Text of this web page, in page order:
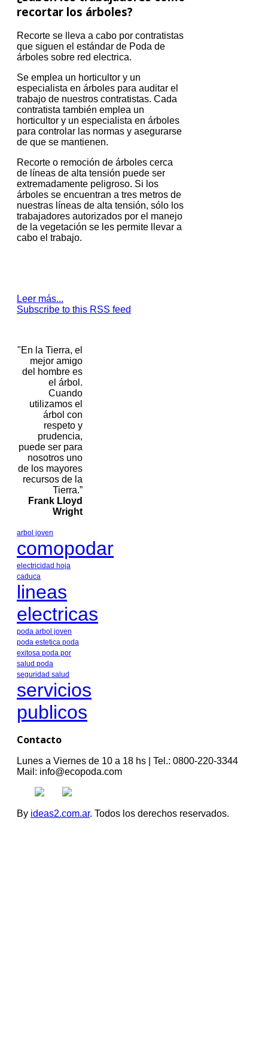
recortar los árboles?
Recorte se lleva a cabo por contratistas
que siguen el estándar de Poda de
árboles sobre red electrica.
Se emplea un horticultor y un
especialista en árboles para auditar el
trabajo de nuestros contratistas. Cada
contratista también emplea un
horticultor y un especialista en árboles
para controlar las normas y asegurarse
de que se mantienen.
Recorte o remoción de árboles cerca
de líneas de alta tensión puede ser
extremadamente peligroso. Si los
árboles se encuentran a tres metros de
nuestras líneas de alta tensión, sólo los
trabajadores autorizados por el manejo
de la vegetación se les permite llevar a
cabo el trabajo.
Leer más...
Subscribe to this RSS feed
"En la Tierra, el
mejor amigo
del hombre es
el árbol.
Cuando
utilizamos el
árbol con
respeto y
prudencia,
puede ser para
nosotros uno
de los mayores
recursos de la
Tierra.”
Frank Lloyd
Wright
arbol joven
comopodar
electricidad hoja
caduca
lineas
electricas
poda arbol joven
poda estetica poda
exitosa poda por
salud poda
seguridad salud
servicios
publicos
Contacto
Lunes a Viernes de 10 a 18 hs | Tel.: 0800-220-3344
Mail: info@ecopoda.com
By ideas2.com.ar. Todos los derechos reservados.